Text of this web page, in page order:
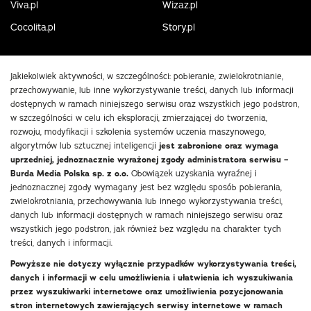
Viva.pl
Wizaz.pl
Cocolita.pl
Story.pl
Jakiekolwiek aktywności, w szczególności: pobieranie, zwielokrotnianie,
przechowywanie, lub inne wykorzystywanie treści, danych lub informacji
dostępnych w ramach niniejszego serwisu oraz wszystkich jego podstron,
w szczególności w celu ich eksploracji, zmierzającej do tworzenia,
rozwoju, modyfikacji i szkolenia systemów uczenia maszynowego,
algorytmów lub sztucznej inteligencji jest zabronione oraz wymaga
uprzedniej, jednoznacznie wyrażonej zgody administratora serwisu –
Burda Media Polska sp. z o.o. Obowiązek uzyskania wyraźnej i
jednoznacznej zgody wymagany jest bez względu sposób pobierania,
zwielokrotniania, przechowywania lub innego wykorzystywania treści,
danych lub informacji dostępnych w ramach niniejszego serwisu oraz
wszystkich jego podstron, jak również bez względu na charakter tych
treści, danych i informacji.
Powyższe nie dotyczy wyłącznie przypadków wykorzystywania treści,
danych i informacji w celu umożliwienia i ułatwienia ich wyszukiwania
przez wyszukiwarki internetowe oraz umożliwienia pozycjonowania
stron internetowych zawierających serwisy internetowe w ramach